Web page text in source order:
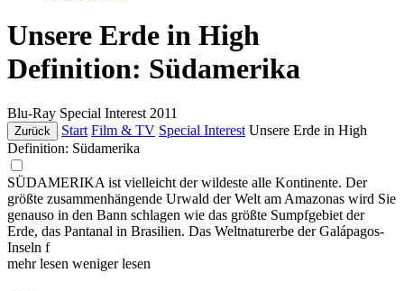
Unsere Erde in High
Definition: Südamerika
Blu-Ray Special Interest 2011
Zurück Start Film & TV Special Interest Unsere Erde in High
Definition: Südamerika
SÜDAMERIKA ist vielleicht der wildeste alle Kontinente. Der
größte zusammenhängende Urwald der Welt am Amazonas wird Sie
genauso in den Bann schlagen wie das größte Sumpfgebiet der
Erde, das Pantanal in Brasilien. Das Weltnaturerbe der Galápagos-
Inseln f
mehr lesen weniger lesen